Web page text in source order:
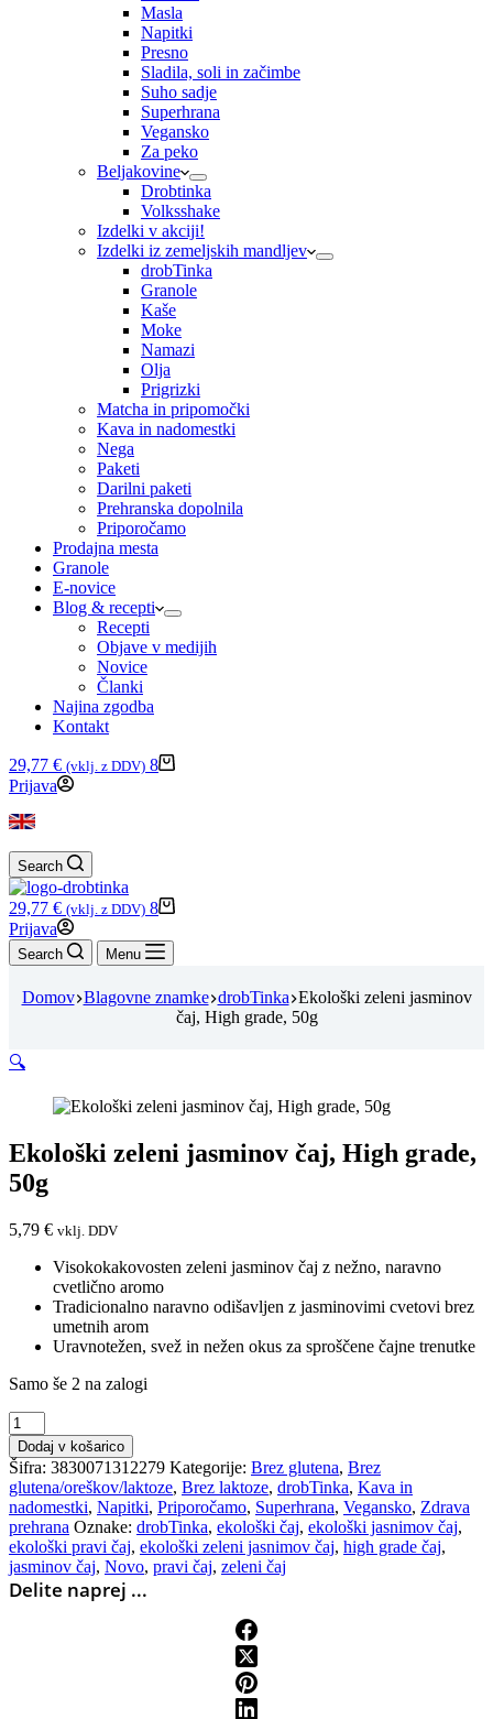
Masla
Napitki
Presno
Sladila, soli in začimbe
Suho sadje
Superhrana
Vegansko
Za peko
Beljakovine
Drobtinka
Volksshake
Izdelki v akciji!
Izdelki iz zemeljskih mandljev
drobTinka
Granole
Kaše
Moke
Namazi
Olja
Prigrizki
Matcha in pripomočki
Kava in nadomestki
Nega
Paketi
Darilni paketi
Prehranska dopolnila
Priporočamo
Prodajna mesta
Granole
E-novice
Blog & recepti
Recepti
Objave v medijih
Novice
Članki
Najina zgodba
Kontakt
Shopping
cart
29,77 € (vklj. z DDV) 8
Prijava
Search
Shopping
cart
29,77 € (vklj. z DDV) 8
Prijava
Search Menu
Domov Blagovne znamke drobTinka Ekološki zeleni jasminov
čaj, High grade, 50g
🔍
Ekološki zeleni jasminov čaj, High grade,
50g
5,79 € vklj. DDV
Visokokakovosten zeleni jasminov čaj z nežno, naravno
cvetlično aromo
Tradicionalno naravno odišavljen z jasminovimi cvetovi brez
umetnih arom
Uravnotežen, svež in nežen okus za sproščene čajne trenutke
Samo še 2 na zalogi
Ekološki
zeleni
jasminov
čaj,
High
grade,
50g
količina
Dodaj v košarico
Šifra: 3830071312279 Kategorije: Brez glutena, Brez
glutena/oreškov/laktoze, Brez laktoze, drobTinka, Kava in
nadomestki, Napitki, Priporočamo, Superhrana, Vegansko, Zdrava
prehrana Oznake: drobTinka, ekološki čaj, ekološki jasnimov čaj,
ekološki pravi čaj, ekološki zeleni jasnimov čaj, high grade čaj,
jasminov čaj, Novo, pravi čaj, zeleni čaj
Delite naprej ...